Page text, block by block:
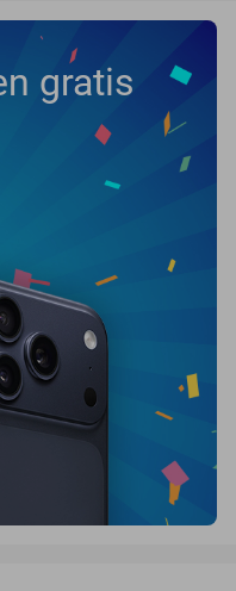
gratis